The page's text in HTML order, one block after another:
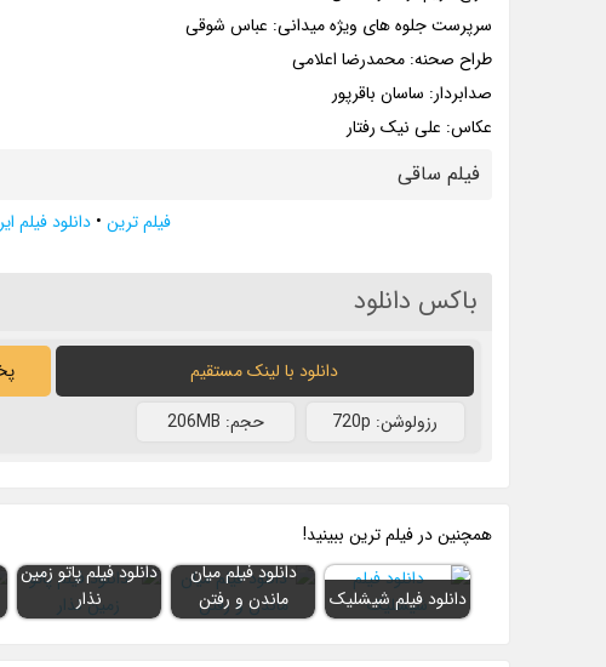
سرپرست جلوه های ویژه میدانی: عباس شوقی
طراح صحنه: محمدرضا اعلامی
صدابردار: ساسان باقرپور
عکاس: علی نیک رفتار
فیلم ساقی
فیلم ترین• دانلود فیلم
باکس دانلود
دانلود با لينک مستقيم
رزولوشن: 720p
حجم: 206MB
همچنين در فيلم ترين ببينيد!
دانلود فیلم شیشلیک
دانلود فیلم میان
ماندن و رفتن
دانلود فیلم پاتو زمین
نذار